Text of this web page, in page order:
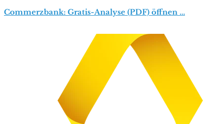
Commerzbank: Gratis-Analyse (PDF) öffnen …